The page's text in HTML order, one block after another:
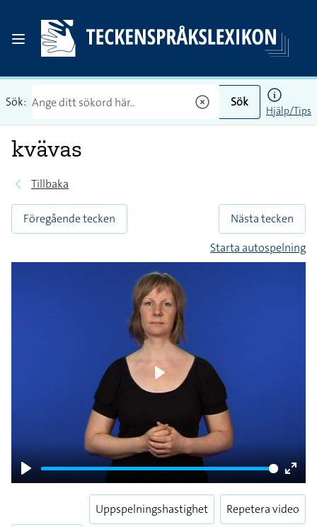
Sök: Sök
Hjälp/Tips
kvävas
Tillbaka
Föregående tecken
Nästa tecken
Starta autospelning
Play
Enter
Play
Uppspelningshastighet Repetera video